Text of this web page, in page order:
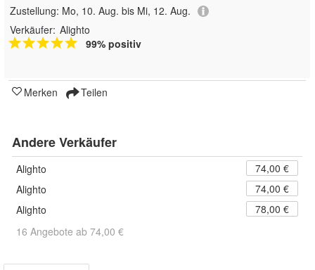
Zustellung: Mo, 10. Aug. bis Mi, 12. Aug.
Verkäufer: Alighto
99% positiv
Merken Teilen
Andere Verkäufer
Alighto
74,00 €
Alighto
74,00 €
Alighto
78,00 €
16 Angebote ab 74,00 €